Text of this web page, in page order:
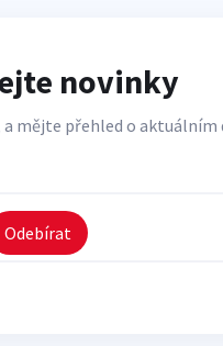
novinky
mějte přehled o aktuálním